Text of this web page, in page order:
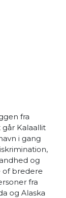
fra
Kalaallit
i gang
og
of bredere
fra
og Alaska